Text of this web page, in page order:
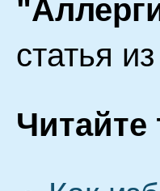
статья
Читайте